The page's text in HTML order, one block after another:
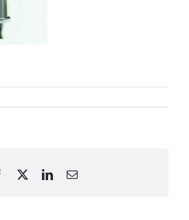
Facebook LinkedInEmail